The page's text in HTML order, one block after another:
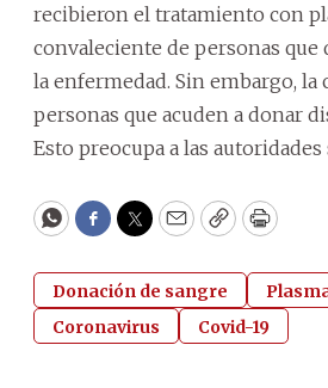
recibieron el tratamiento con
convaleciente de personas que
la enfermedad. Sin embargo, la
personas que acuden a donar
Esto preocupa a las autoridades
WhatsApp
Facebook
Twitter
EmailCopyPrint
Donación de sangre
Coronavirus
Covid-19